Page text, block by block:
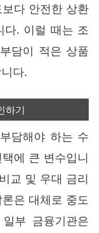
다 안전한 상환
다. 이럴 때는 조
담이 적은 상품
다.
하기
담해야 하는 수
에 큰 변수입니
교 및 우대 금리
은 대체로 중도
부 금융기관은